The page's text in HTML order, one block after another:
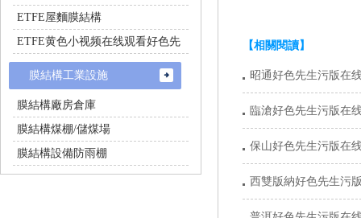
【相關閱讀】
昭通好色先生污版在
臨滄好色先生污版在
保山好色先生污版在
西雙版納好色先生污
ETFE屋麵膜結構
ETFE黄色小视频在线观看好色先
生
膜結構工業設施
膜結構廠房倉庫
膜結構煤棚/儲煤場
膜結構設備防雨棚